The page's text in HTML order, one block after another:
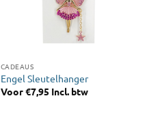
CADEAUS
Engel Sleutelhanger
Voor€7,95 Incl. btw